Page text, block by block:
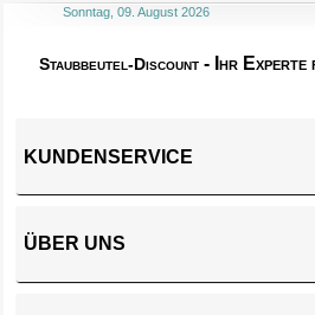
Sonntag, 09. August 2026
Staubbeutel-Discount - Ihr Experte
KUNDENSERVICE
ÜBER UNS